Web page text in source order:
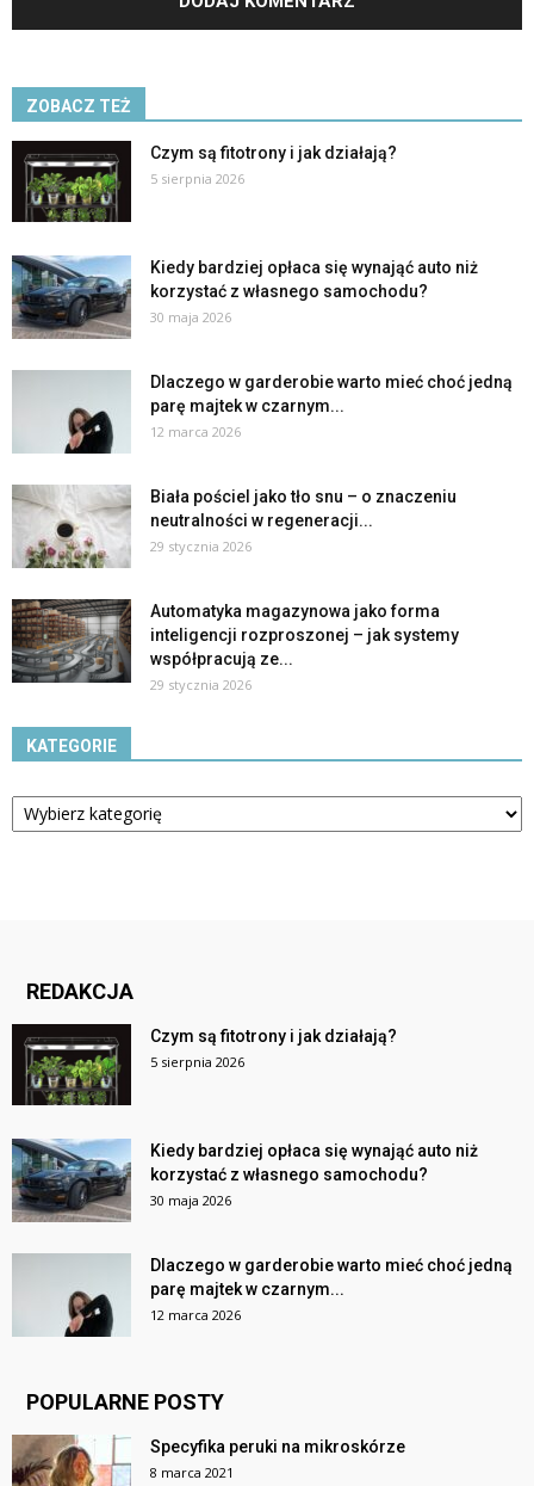
ZOBACZ TEŻ
Czym są fitotrony i jak działają?
5 sierpnia 2026
Kiedy bardziej opłaca się wynająć auto niż
korzystać z własnego samochodu?
30 maja 2026
Dlaczego w garderobie warto mieć choć jedną
parę majtek w czarnym...
12 marca 2026
Biała pościel jako tło snu – o znaczeniu
neutralności w regeneracji...
29 stycznia 2026
Automatyka magazynowa jako forma
inteligencji rozproszonej – jak systemy
współpracują ze...
29 stycznia 2026
KATEGORIE
Kategorie
REDAKCJA
Czym są fitotrony i jak działają?
5 sierpnia 2026
Kiedy bardziej opłaca się wynająć auto niż
korzystać z własnego samochodu?
30 maja 2026
Dlaczego w garderobie warto mieć choć jedną
parę majtek w czarnym...
12 marca 2026
POPULARNE POSTY
Specyfika peruki na mikroskórze
8 marca 2021